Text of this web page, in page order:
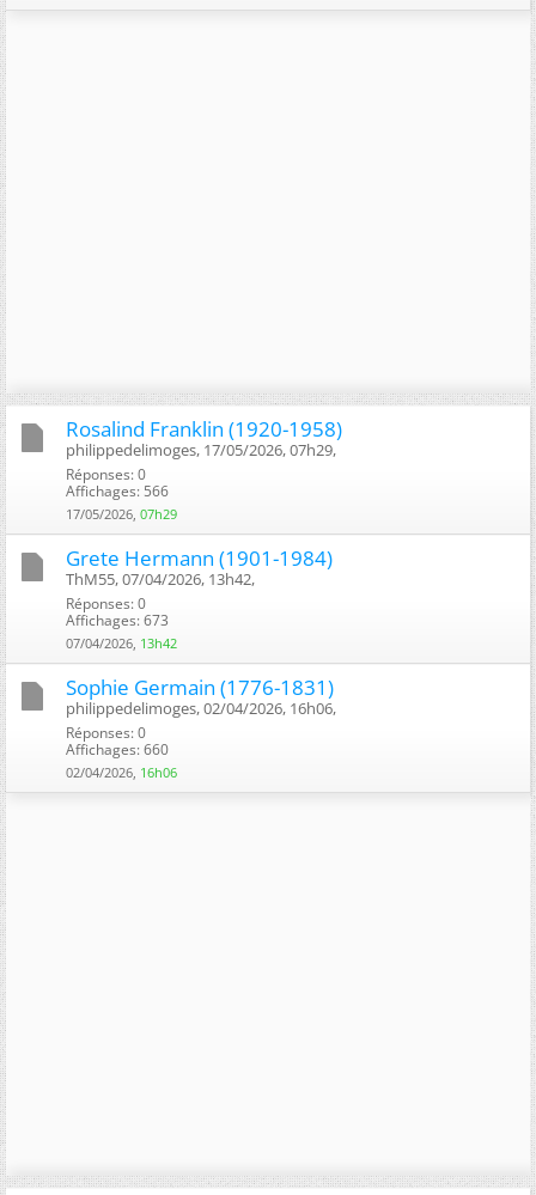
Rosalind Franklin (1920-1958)
philippedelimoges, 17/05/2026, 07h29, ‎
Réponses: 0
Affichages: 566
17/05/2026, 07h29
Grete Hermann (1901-1984)
ThM55, 07/04/2026, 13h42, ‎
Réponses: 0
Affichages: 673
07/04/2026, 13h42
Sophie Germain (1776-1831)
philippedelimoges, 02/04/2026, 16h06, ‎
Réponses: 0
Affichages: 660
02/04/2026, 16h06